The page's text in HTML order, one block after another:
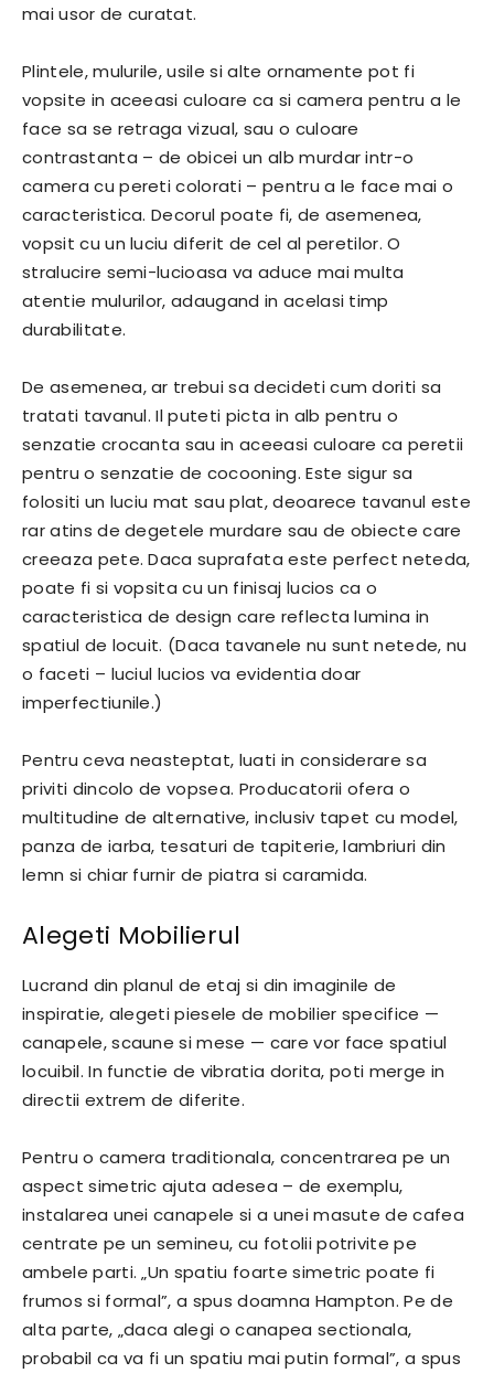
mai usor de curatat.
Plintele, mulurile, usile si alte ornamente pot fi
vopsite in aceeasi culoare ca si camera pentru a le
face sa se retraga vizual, sau o culoare
contrastanta – de obicei un alb murdar intr-o
camera cu pereti colorati – pentru a le face mai o
caracteristica. Decorul poate fi, de asemenea,
vopsit cu un luciu diferit de cel al peretilor. O
stralucire semi-lucioasa va aduce mai multa
atentie mulurilor, adaugand in acelasi timp
durabilitate.
De asemenea, ar trebui sa decideti cum doriti sa
tratati tavanul. Il puteti picta in alb pentru o
senzatie crocanta sau in aceeasi culoare ca peretii
pentru o senzatie de cocooning. Este sigur sa
folositi un luciu mat sau plat, deoarece tavanul este
rar atins de degetele murdare sau de obiecte care
creeaza pete. Daca suprafata este perfect neteda,
poate fi si vopsita cu un finisaj lucios ca o
caracteristica de design care reflecta lumina in
spatiul de locuit. (Daca tavanele nu sunt netede, nu
o faceti – luciul lucios va evidentia doar
imperfectiunile.)
Pentru ceva neasteptat, luati in considerare sa
priviti dincolo de vopsea. Producatorii ofera o
multitudine de alternative, inclusiv tapet cu model,
panza de iarba, tesaturi de tapiterie, lambriuri din
lemn si chiar furnir de piatra si caramida.
Alegeti Mobilierul
Lucrand din planul de etaj si din imaginile de
inspiratie, alegeti piesele de mobilier specifice —
canapele, scaune si mese — care vor face spatiul
locuibil. In functie de vibratia dorita, poti merge in
directii extrem de diferite.
Pentru o camera traditionala, concentrarea pe un
aspect simetric ajuta adesea – de exemplu,
instalarea unei canapele si a unei masute de cafea
centrate pe un semineu, cu fotolii potrivite pe
ambele parti. „Un spatiu foarte simetric poate fi
frumos si formal”, a spus doamna Hampton. Pe de
alta parte, „daca alegi o canapea sectionala,
probabil ca va fi un spatiu mai putin formal”, a spus